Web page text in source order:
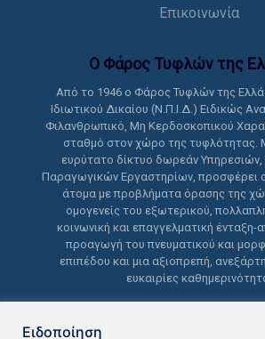
Επικοινωνία
Ο Φάρος Τυφλών της
Από το 1946 ο Φάρος Τυφλών της
Ιδιωτικού Δικαίου (Ν.Π.Ι.Δ.) Ειδικώς
Φιλανθρωπικό, Μη Κερδοσκοπικού
σταθμό στον χώρο της τυφλότητας.
ευρύτατο δίκτυο δωρεάν Υπηρεσιών,
Παραγωγικών Εργαστηρίων, προσφέρει
άτομα με προβλήματα όρασης της
ομογενείς του εξωτερικού,
κοινωνική και επαγγελματική ένταξη-
προαγωγή του πνευματικού και
επιπέδου και μια αξιοπρεπή,
ευκαιρίες
Ειδοποίηση